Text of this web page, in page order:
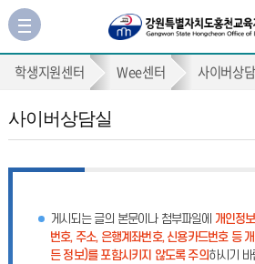
사
이
트
맵
로
가
기
사
버
학생지원센터 Wee센터 사이버상
사이버상담실
게시되는 글의 본문이나 첨부파일에 개인정
번호, 주소, 은행계좌번호, 신용카드번호 등
든 정보)를 포함시키지 않도록 주의하시기 바